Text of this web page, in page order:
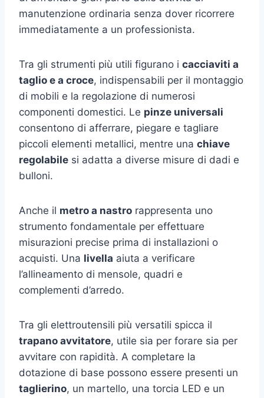
manutenzione ordinaria senza dover ricorrere
immediatamente a un professionista.
Tra gli strumenti più utili figurano i cacciaviti a
taglio e a croce, indispensabili per il montaggio
di mobili e la regolazione di numerosi
componenti domestici. Le pinze universali
consentono di afferrare, piegare e tagliare
piccoli elementi metallici, mentre una chiave
regolabile si adatta a diverse misure di dadi e
bulloni.
Anche il metro a nastro rappresenta uno
strumento fondamentale per effettuare
misurazioni precise prima di installazioni o
acquisti. Una livella aiuta a verificare
l’allineamento di mensole, quadri e
complementi d’arredo.
Tra gli elettroutensili più versatili spicca il
trapano avvitatore, utile sia per forare sia per
avvitare con rapidità. A completare la
dotazione di base possono essere presenti un
taglierino, un martello, una torcia LED e un